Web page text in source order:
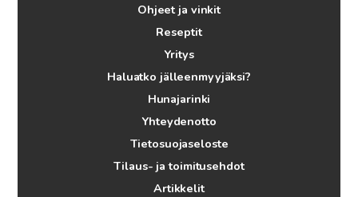
Ohjeet ja vinkit
Reseptit
Yritys
Haluatko jälleenmyyjäksi?
Hunajarinki
Yhteydenotto
Tietosuojaseloste
Tilaus- ja toimitusehdot
Artikkelit